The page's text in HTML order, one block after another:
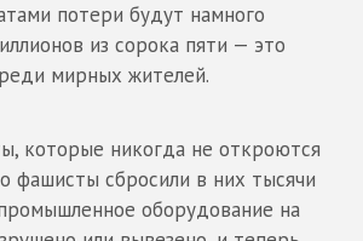
потери будут намного
из сорока пяти — это
мирных жителей.
которые никогда не откроются
фашисты сбросили в них тысячи
оборудование на